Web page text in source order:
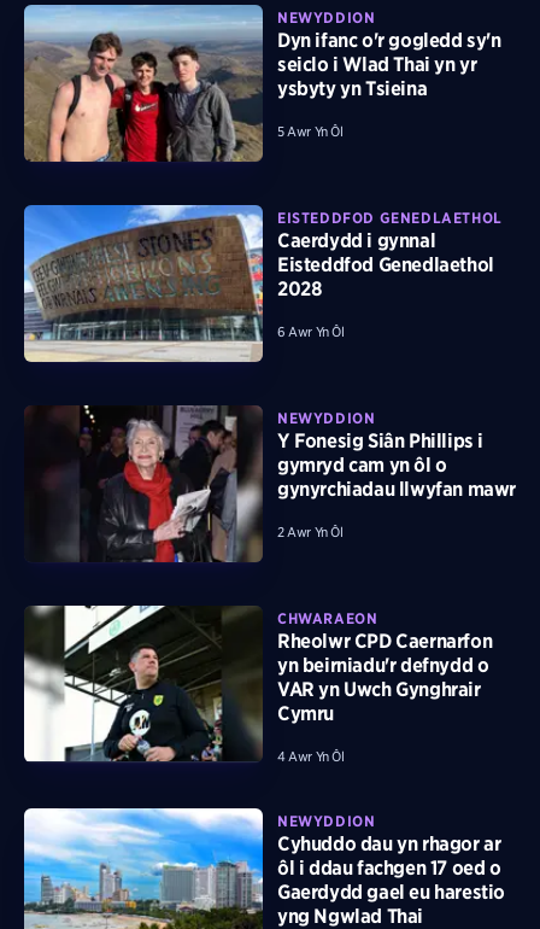
NEWYDDION
Dyn ifanc o'r gogledd sy'n
seiclo i Wlad Thai yn yr
ysbyty yn Tsieina
5 Awr Yn Ôl
EISTEDDFOD GENEDLAETHOL
Caerdydd i gynnal
Eisteddfod Genedlaethol
2028
6 Awr Yn Ôl
NEWYDDION
Y Fonesig Siân Phillips i
gymryd cam yn ôl o
gynyrchiadau llwyfan mawr
2 Awr Yn Ôl
CHWARAEON
Rheolwr CPD Caernarfon
yn beirniadu'r defnydd o
VAR yn Uwch Gynghrair
Cymru
4 Awr Yn Ôl
NEWYDDION
Cyhuddo dau yn rhagor ar
ôl i ddau fachgen 17 oed o
Gaerdydd gael eu harestio
yng Ngwlad Thai